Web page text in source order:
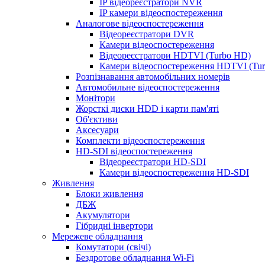
IP відеореєстратори NVR
IP камери відеоспостереження
Аналогове відеоспостереження
Відеореєстратори DVR
Камери відеоспостереження
Відеореєстратори HDTVI (Turbo HD)
Камери відеоспостереження HDTVI
Розпізнавання автомобільних номерів
Автомобильне відеоспостереження
Монітори
Жорсткі диски HDD і карти пам'яті
Об'єктиви
Аксесуари
Комплекти відеоспостереження
HD-SDI відеоспостереження
Відеореєстратори HD-SDI
Камери відеоспостереження HD-SDI
Живлення
Блоки живлення
ДБЖ
Акумулятори
Гібридні інвертори
Мережеве обладнання
Комутатори (свічі)
Бездротове обладнання Wi-Fi